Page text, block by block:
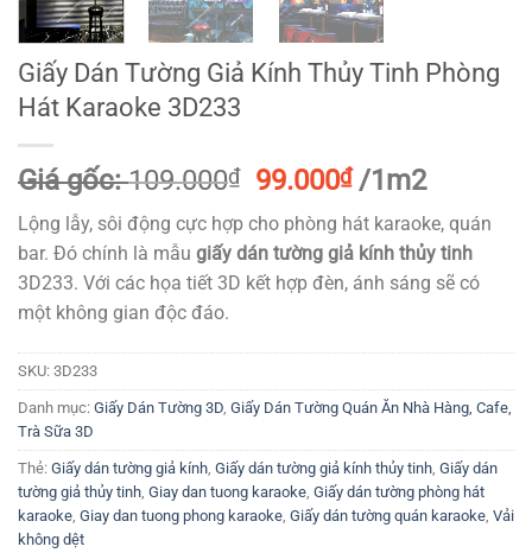
Giấy Dán Tường Giả Kính Thủy Tinh Phòng
Hát Karaoke 3D233
Giá gốc:109.000₫
Giá
gốc
là:
109.000₫.
99.000₫Giá
hiện
tại
là:
99.000₫.
/1m2
Lộng lẫy, sôi động cực hợp cho phòng hát karaoke, quán
bar. Đó chính là mẫu giấy dán tường giả kính thủy tinh
3D233. Với các họa tiết 3D kết hợp đèn, ánh sáng sẽ có
một không gian độc đáo.
SKU: 3D233
Danh mục: Giấy Dán Tường 3D, Giấy Dán Tường Quán Ăn Nhà Hàng, Cafe,
Trà Sữa 3D
Thẻ: Giấy dán tường giả kính, Giấy dán tường giả kính thủy tinh, Giấy dán
tường giả thủy tinh, Giay dan tuong karaoke, Giấy dán tường phòng hát
karaoke, Giay dan tuong phong karaoke, Giấy dán tường quán karaoke, Vải
không dệt